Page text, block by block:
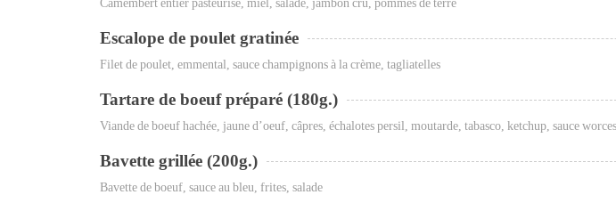
Camembert entier pasteurisé, miel, salade, jambon cru, pommes de terre
Escalope de poulet gratinée
Filet de poulet, emmental, sauce champignons à la crème, tagliatelles
Tartare de boeuf préparé (180g.)
Viande de boeuf hachée, jaune d’oeuf, câpres, échalotes persil, moutarde, tabasco, ketchup, sauce
Bavette grillée (200g.)
Bavette de boeuf, sauce au bleu, frites, salade